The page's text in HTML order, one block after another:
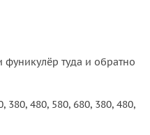
туда и обратно
480, 580, 680, 380, 480,